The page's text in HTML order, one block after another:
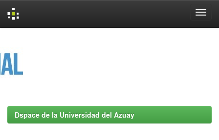
Dspace de la Universidad del Azuay